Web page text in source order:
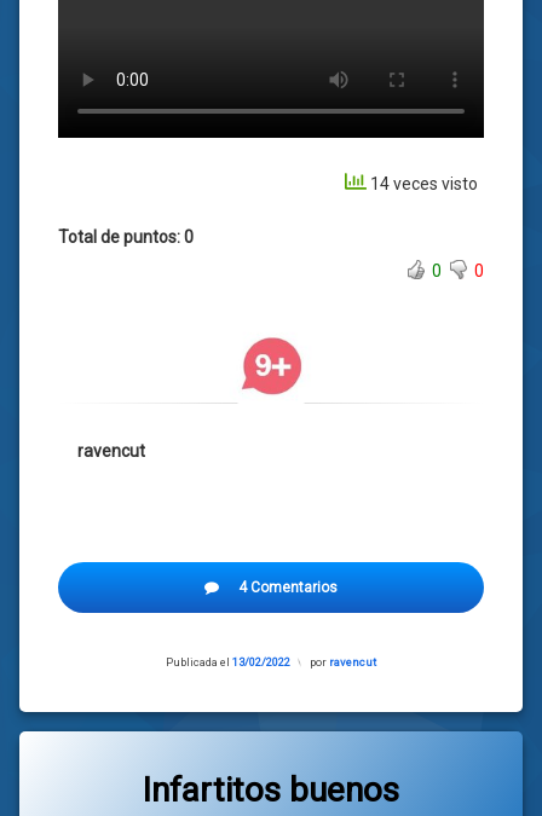
14 veces visto
Total de puntos: 0
0
0
ravencut
4 Comentarios
Publicada el 13/02/2022
Actualizado
por ravencut
Infartitos buenos